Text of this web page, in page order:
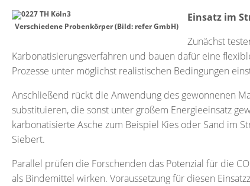
Verschiedene Probenkörper (Bild: refer GmbH)
Einsatz im
Zunächst
Karbonatisierungsverfahren und bauen dafür eine
Prozesse unter möglichst realistischen Bedingungen
Anschließend rückt die Anwendung des gewonnenen
substituieren, die sonst unter großem Energieeinsatz
karbonatisierte Asche zum Beispiel Kies oder Sand im
Siebert.
Parallel prüfen die Forschenden das Potenzial für die
als Bindemittel wirken. Voraussetzung für diesen